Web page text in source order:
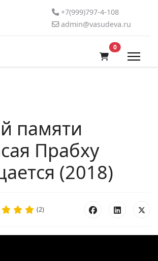
+7(999)797-4-108
admin@vasudeva.ru
0В корзину
памяти
Прабху
(2018)
(2)